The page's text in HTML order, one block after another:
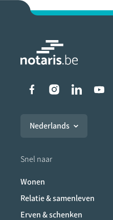
Liens vers
Nederlands
Snel naar
Wonen
Relatie & samenleven
Erven & schenken